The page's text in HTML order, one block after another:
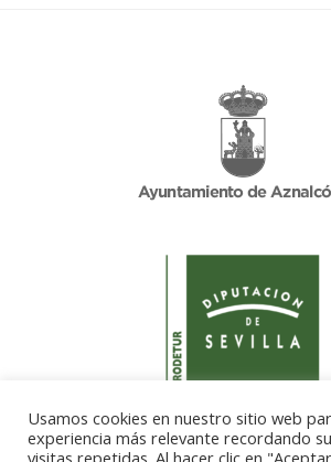
Usamos cookies en nuestro sitio web
experiencia más relevante recordando
visitas repetidas. Al hacer clic en